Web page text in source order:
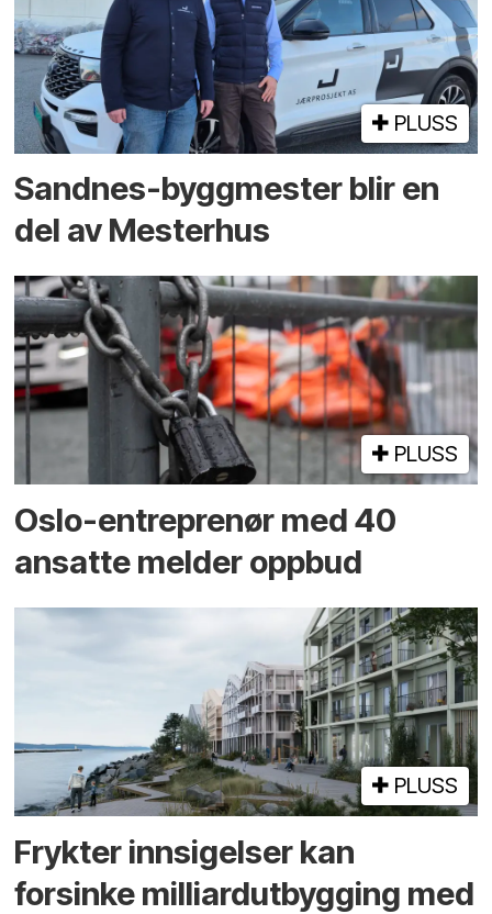
PLUSS
Sandnes-byggmester blir en
del av Mesterhus
PLUSS
Oslo-entreprenør med 40
ansatte melder oppbud
PLUSS
Frykter innsigelser kan
forsinke milliard­utbygging med